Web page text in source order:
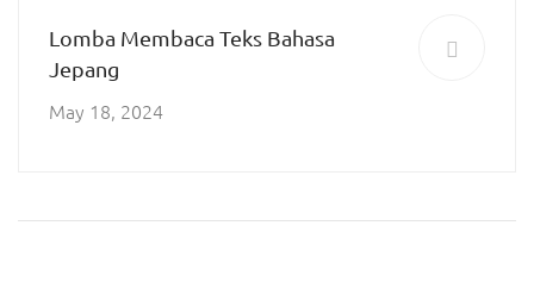
Lomba Membaca Teks Bahasa
Jepang
May 18, 2024